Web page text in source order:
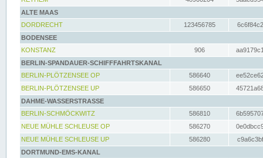
ALTE MAAS
DORDRECHT
123456785
BODENSEE
KONSTANZ
906
BERLIN-SPANDAUER-SCHIFFFAHRTSKANAL
BERLIN-PLÖTZENSEE OP
586640
BERLIN-PLÖTZENSEE UP
586650
DAHME-WASSERSTRASSE
BERLIN-SCHMÖCKWITZ
586810
NEUE MÜHLE SCHLEUSE OP
586270
NEUE MÜHLE SCHLEUSE UP
586280
DORTMUND-EMS-KANAL